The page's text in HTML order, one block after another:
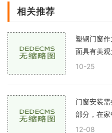
相关推荐
塑钢门窗
面具有美
种自然因素
10-25
门窗安装
部分，在
安装是非常
12-08